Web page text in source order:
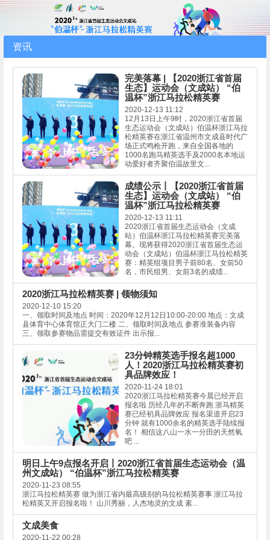
资讯
完美落幕 | 【2020浙江省首届
生态】运动会（文成站） “伯
温杯”浙江马拉松精英赛
2020-12-13 11:12
12月13日上午9时，2020浙江省首届
生态运动会（文成站）伯温杯浙江马拉
松精英赛在浙江省温州市文成县时代广
场正式鸣枪开跑，来自全国各地的
1000名跑马精英选手及2000名本地运
动爱好者齐聚伯温故里文...
成绩公示丨【2020浙江省首届
生态】运动会（文成站） “伯
温杯”浙江马拉松精英赛
2020-12-13 11:11
2020浙江省首届生态运动会（文成
站）伯温杯浙江马拉松精英赛完美落
幕。现将获得2020浙江省首届生态运
动会（文成站）伯温杯浙江马拉松精英
赛：精英组项目男子前80名、女前50
名，市民组男、女前3名的成绩...
2020浙江马拉松精英赛 | 领物须知
2020-12-10 15:20
一、领取时间及地点 时间：2020年12月12日10:00-20:00 地点：文成
县体育中心体育馆正大门二楼 二、领取时间及地点 参赛准装备内容
三、领取参赛物品需提交有效证件 出示报...
23分钟精英选手报名超1000
人！2020浙江马拉松精英赛初
具品牌效应！
2020-11-24 18:01
2020浙江马拉松精英赛今晨已经开启
报名啦 历经几年的不断奔跑 浙马精英
赛已经初具品牌效应 报名渠道开启23
分钟 就有1000余名的精英选手陆续报
名！ 相信这八山一水一分田的天然氧
吧 ...
明日上午9点报名开启丨2020浙江省首届生态运动会（温
州文成站） “伯温杯”浙江马拉松精英赛
2020-11-23 08:55
浙江马拉松精英赛 做为浙江省内最高级别的马拉松精英赛事 浙江马拉
松精英又开启报名啦！ 山川秀丽，人杰地灵的文成 素...
文成美食
2020-11-22 00:28